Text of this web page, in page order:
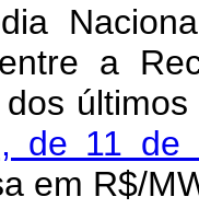
a
de 11 de
em R$/